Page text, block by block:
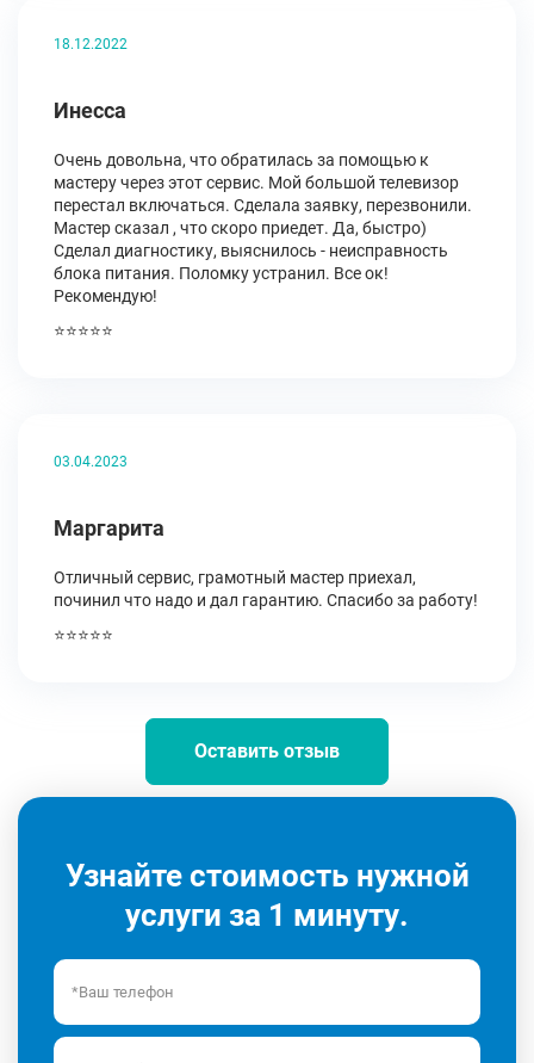
18.12.2022
Инесса
Очень довольна, что обратилась за помощью к
мастеру через этот сервис. Мой большой телевизор
перестал включаться. Сделала заявку, перезвонили.
Мастер сказал , что скоро приедет. Да, быстро)
Сделал диагностику, выяснилось - неисправность
блока питания. Поломку устранил. Все ок!
Рекомендую!
⭐⭐⭐⭐⭐
03.04.2023
Маргарита
Отличный сервис, грамотный мастер приехал,
починил что надо и дал гарантию. Спасибо за работу!
⭐⭐⭐⭐⭐
Оставить отзыв
Узнайте стоимость нужной
услуги за 1 минуту.